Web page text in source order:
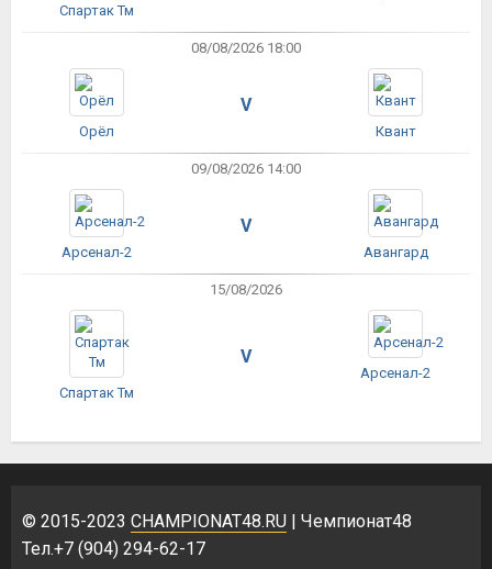
Спартак Тм
08/08/2026 18:00
Орёл
V
Квант
09/08/2026 14:00
Арсенал-2
V
Авангард
15/08/2026
Спартак Тм
V
Арсенал-2
© 2015-2023 CHAMPIONAT48.RU | Чемпионат48
Тел.+7 (904) 294-62-17